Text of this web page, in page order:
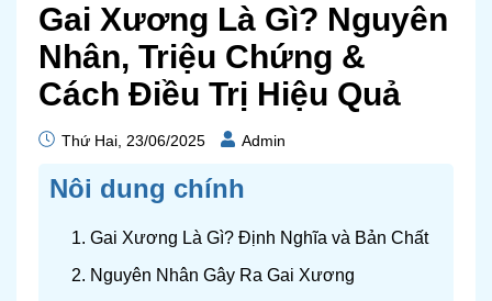
Gai Xương Là Gì? Nguyên
Nhân, Triệu Chứng &
Cách Điều Trị Hiệu Quả
Thứ Hai, 23/06/2025 Admin
Nôi dung chính
1. Gai Xương Là Gì? Định Nghĩa và Bản Chất
2. Nguyên Nhân Gây Ra Gai Xương